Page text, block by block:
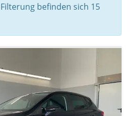
befinden sich 15